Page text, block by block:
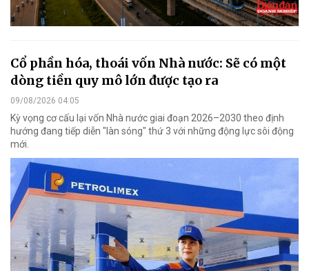
Cổ phần hóa, thoái vốn Nhà nước: Sẽ có một
dòng tiền quy mô lớn được tạo ra
09/08/2026 04:05
Kỳ vọng cơ cấu lại vốn Nhà nước giai đoạn 2026–2030 theo định
hướng đang tiếp diễn "làn sóng" thứ 3 với những động lực sôi động
mới.